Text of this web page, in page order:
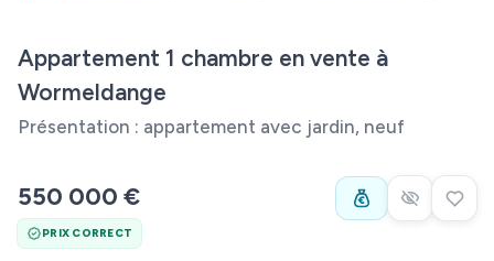
Appartement 1 chambre en vente à
Wormeldange
Présentation : appartement avec jardin, neuf
550 000 €
PRIX CORRECT